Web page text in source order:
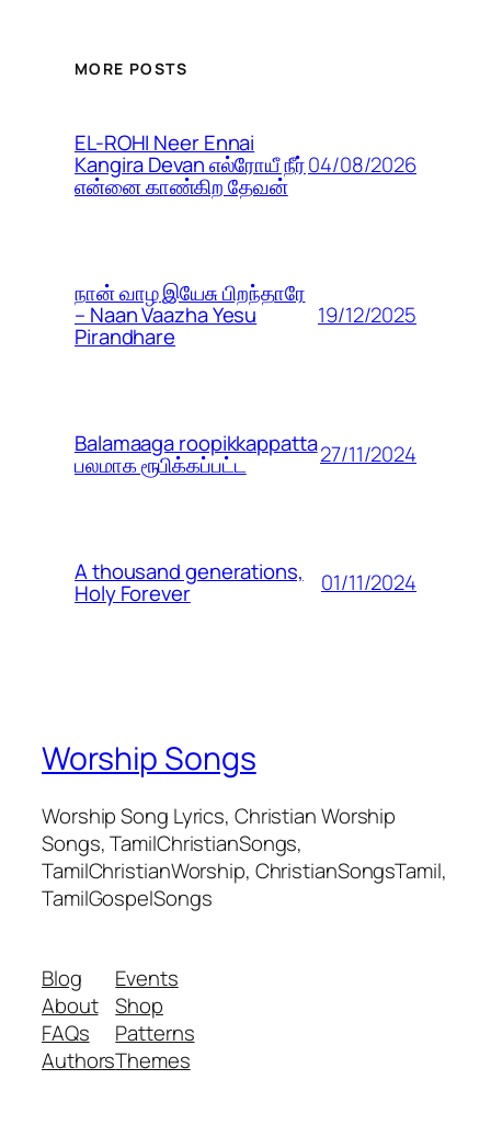
MORE POSTS
EL-ROHI Neer Ennai
Kangira Devan எல்ரோயீ நீர்
என்னை காண்கிற தேவன்
04/08/2026
நான் வாழ இயேசு பிறந்தாரே
– Naan Vaazha Yesu
Pirandhare
19/12/2025
Balamaaga roopikkappatta
பலமாக ரூபிக்கப்பட்ட 27/11/2024
A thousand generations,
Holy Forever 01/11/2024
Worship Songs
Worship Song Lyrics, Christian Worship
Songs, TamilChristianSongs,
TamilChristianWorship, ChristianSongsTamil,
TamilGospelSongs
Blog
About
FAQs
Authors
Events
Shop
Patterns
Themes